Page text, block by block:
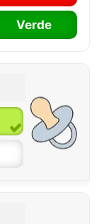
Verde